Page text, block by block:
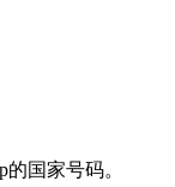
的国家号码。